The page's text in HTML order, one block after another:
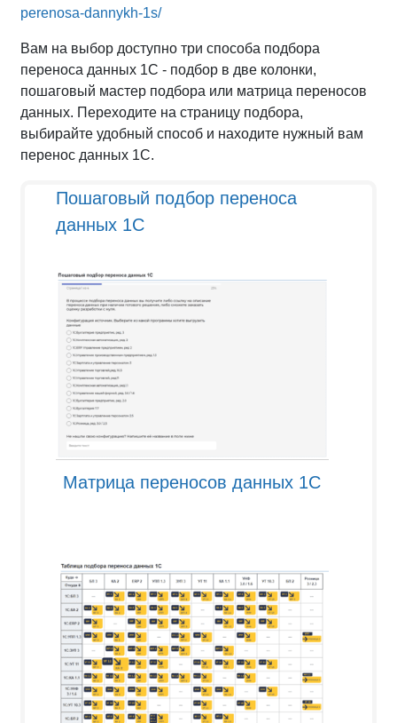
perenosa-dannykh-1s/
Вам на выбор доступно три способа подбора
переноса данных 1С - подбор в две колонки,
пошаговый мастер подбора или матрица переносов
данных. Переходите на страницу подбора,
выбирайте удобный способ и находите нужный вам
перенос данных 1С.
Пошаговый подбор переноса
данных 1С
Матрица переносов данных 1С